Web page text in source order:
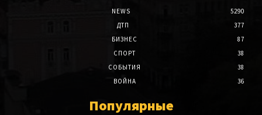
NEWS
5290
ДТП
377
БИЗНЕС
87
СПОРТ
38
СОБЫТИЯ
38
ВОЙНА
36
Популярные